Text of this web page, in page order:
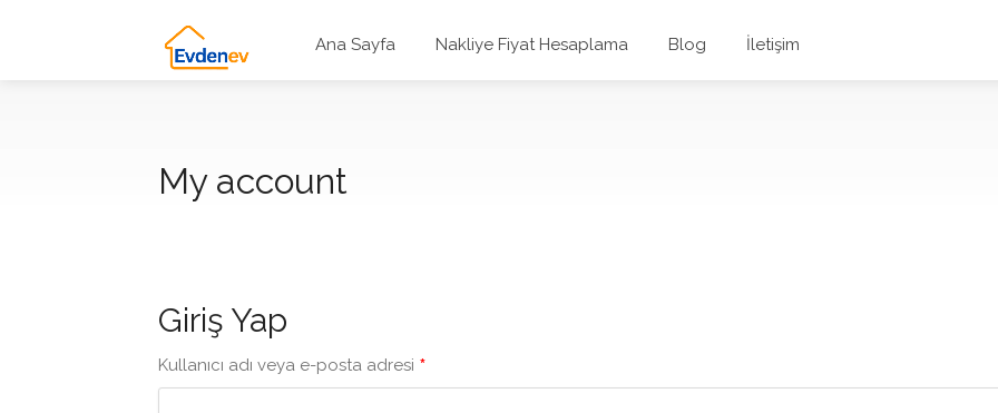
Ana Sayfa Nakliye Fiyat Hesaplama Blog İletişim
My account
Giriş Yap
Kullanıcı adı veya e-posta adresi *